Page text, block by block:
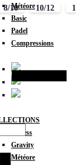
Météore
Basic
Padel
Compressions
Fitness
Gravity
Météore
8/10 10/12